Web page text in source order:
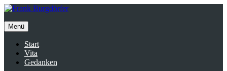
Inhalte
Menü
Start
Vita
Gedanken